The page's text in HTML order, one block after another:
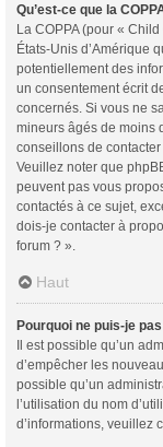
Qu’est-ce que la
La COPPA (pour «
États-Unis d’Amérique
potentiellement des
un consentement écrit
concernés. Si vous ne
mineurs âgés de moins
conseillons de
Veuillez noter que
peuvent pas vous
contactés à ce sujet,
dois-je contacter à
forum ? ».
Haut
Pourquoi ne puis-je
Il est possible qu’un
d’empêcher les
possible qu’un
l’utilisation du nom
d’informations, veuillez